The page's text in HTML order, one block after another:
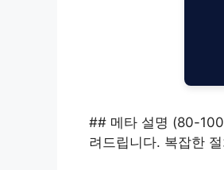
## 메타 설명 (80-100
려드립니다. 복잡한